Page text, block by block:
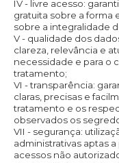
IV - livre acesso:
gratuita sobre a forma
sobre a integralidade
V - qualidade dos
clareza, relevância e
necessidade e para o
tratamento;
VI - transparência:
claras, precisas e
tratamento e os
observados os
VII - segurança:
administrativas aptas
acessos não